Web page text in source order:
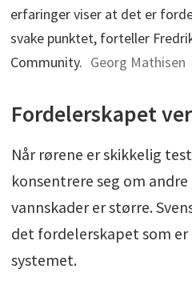
erfaringer viser at det er
svake punktet, forteller
Community. Georg Mathisen
Fordelerskapet
Når rørene er skikkelig
konsentrere seg om
vannskader er større.
det fordelerskapet som
systemet.